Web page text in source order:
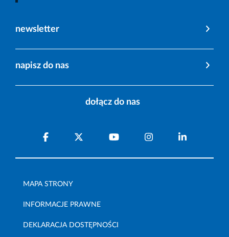
newsletter
napisz do nas
dołącz do nas
MAPA STRONY
INFORMACJE PRAWNE
DEKLARACJA DOSTĘPNOŚCI